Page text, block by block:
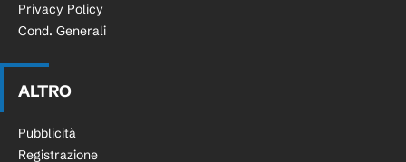
Privacy Policy
Cond. Generali
ALTRO
Pubblicità
Registrazione